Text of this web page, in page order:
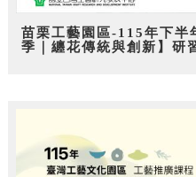
苗栗工藝園區-115年下半
季｜纏花傳統與創新】研